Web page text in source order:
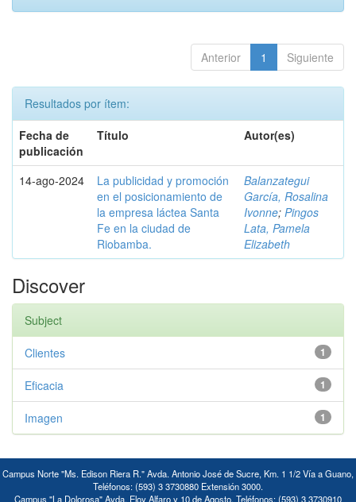
Anterior 1 Siguiente
Resultados por ítem:
Fecha de
publicación
Título Autor(es)
14-ago-2024
La publicidad y promoción
en el posicionamiento de
la empresa láctea Santa
Fe en la ciudad de
Riobamba.
Balanzategui
García, Rosalina
Ivonne; Pingos
Lata, Pamela
Elizabeth
Discover
Subject
1
Clientes
1
Eficacia
1
Imagen
Campus Norte "Ms. Edison Riera R." Avda. Antonio José de Sucre, Km. 1 1/2 Vía a Guano,
Teléfonos: (593) 3 3730880 Extensión 3000.
Campus "La Dolorosa" Avda. Eloy Alfaro y 10 de Agosto. Teléfonos: (593) 3 3730910